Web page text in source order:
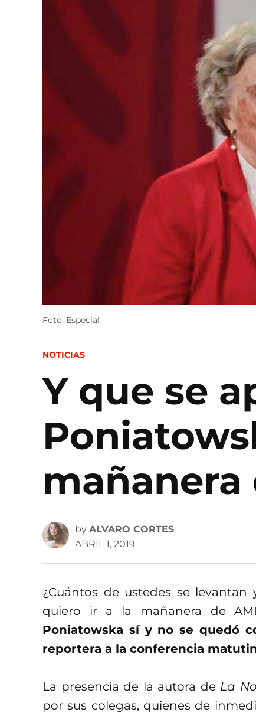
Foto: Especial
POSTED
NOTICIAS
Y que se
mañanera
by ALVARO CORTES
ABRIL 1, 2019
¿Cuántos de ustedes se
quiero ir a la mañanera de
Poniatowska sí y no se quedó
reportera a la conferencia
La presencia de la autora de La
por sus colegas, quienes de